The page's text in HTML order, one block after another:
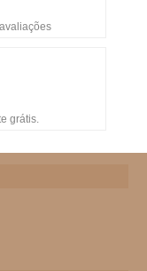
grátis.